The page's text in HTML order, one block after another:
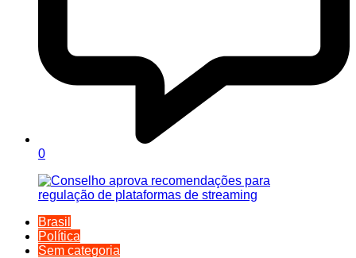
0
Brasil
Política
Sem categoria